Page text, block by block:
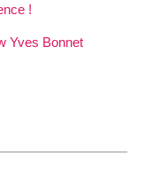
!
Yves Bonnet